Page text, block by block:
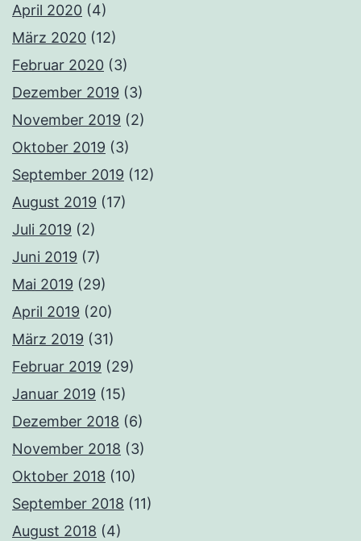
April 2020 (4)
März 2020 (12)
Februar 2020 (3)
Dezember 2019 (3)
November 2019 (2)
Oktober 2019 (3)
September 2019 (12)
August 2019 (17)
Juli 2019 (2)
Juni 2019 (7)
Mai 2019 (29)
April 2019 (20)
März 2019 (31)
Februar 2019 (29)
Januar 2019 (15)
Dezember 2018 (6)
November 2018 (3)
Oktober 2018 (10)
September 2018 (11)
August 2018 (4)